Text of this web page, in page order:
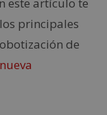
este artículo te
principales
de
nueva